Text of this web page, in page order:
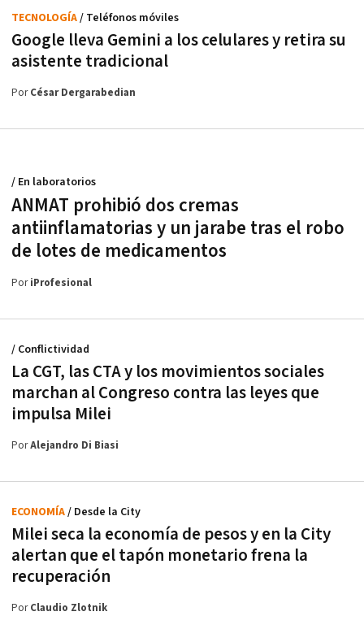
Google lleva Gemini a los celulares y retira su
asistente tradicional
TECNOLOGÍA/ Teléfonos móviles
PorCésar Dergarabedian
ANMAT prohibió dos cremas
antiinflamatorias y un jarabe tras el robo
de lotes de medicamentos
/ En laboratorios
PoriProfesional
La CGT, las CTA y los movimientos sociales
marchan al Congreso contra las leyes que
impulsa Milei
/ Conflictividad
PorAlejandro Di Biasi
Milei seca la economía de pesos y en la City
alertan que el tapón monetario frena la
recuperación
ECONOMÍA/ Desde la City
PorClaudio Zlotnik